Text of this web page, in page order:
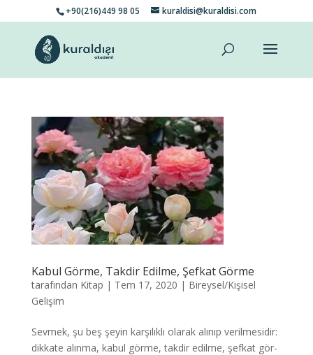
+90(216)449 98 05 kuraldisi@kuraldisi.com
Kabul Görme, Takdir Edilme, Şefkat Görme
tarafından Kitap | Tem 17, 2020 | Bireysel/Kişisel
Gelişim
Sev­mek, şu beş şe­yin kar­şı­lık­lı ola­rak alı­nıp ve­ril­me­si­dir:
dik­ka­te alın­ma, ka­bul gör­me, tak­dir edil­me, şef­kat gör­